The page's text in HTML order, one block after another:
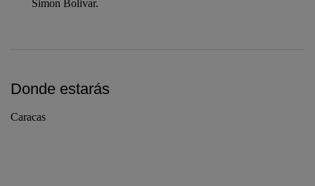
Simon Bolivar.
Donde estarás
Caracas